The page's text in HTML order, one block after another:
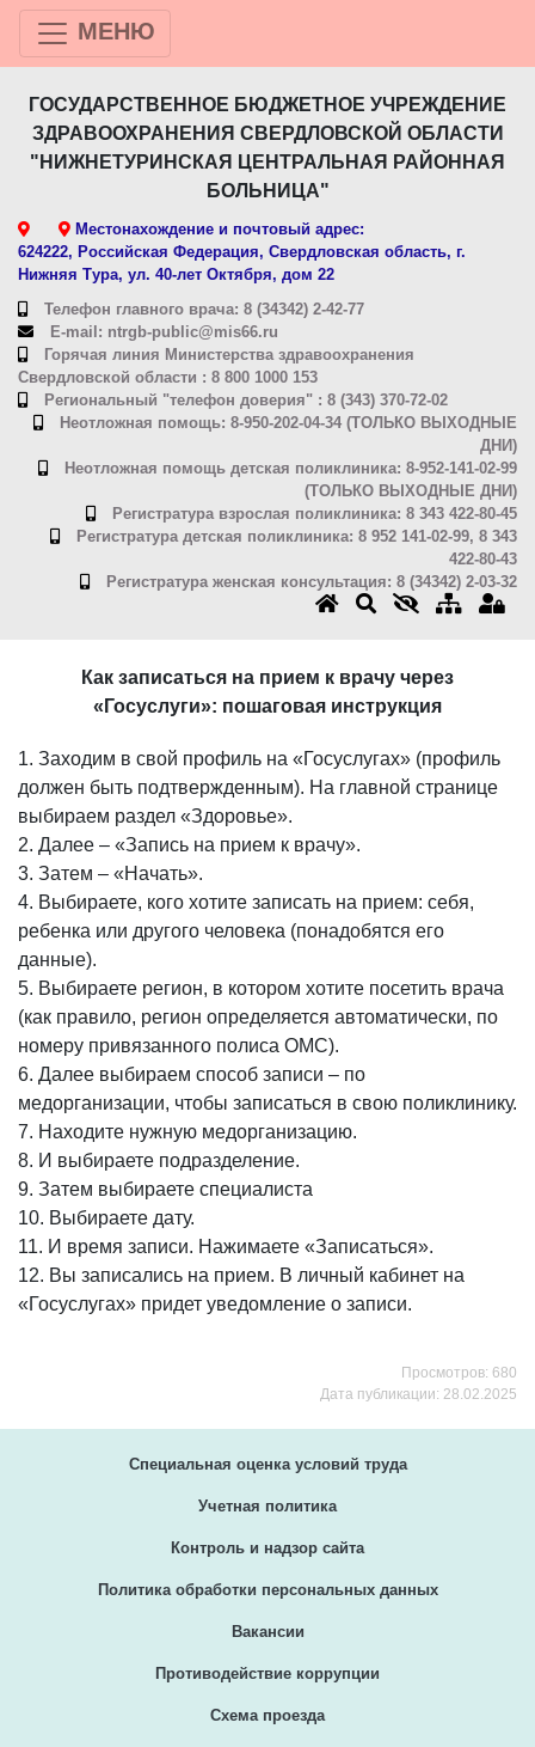
МЕНЮ
ГОСУДАРСТВЕННОЕ БЮДЖЕТНОЕ УЧРЕЖДЕНИЕ
ЗДРАВООХРАНЕНИЯ СВЕРДЛОВСКОЙ ОБЛАСТИ
"НИЖНЕТУРИНСКАЯ ЦЕНТРАЛЬНАЯ РАЙОННАЯ
БОЛЬНИЦА"
Местонахождение и почтовый адрес:
624222, Российская Федерация, Свердловская область, г.
Нижняя Тура, ул. 40-лет Октября, дом 22
Телефон главного врача: 8 (34342) 2-42-77
E-mail: ntrgb-public@mis66.ru
Горячая линия Министерства здравоохранения
Свердловской области : 8 800 1000 153
Региональный "телефон доверия" : 8 (343) 370-72-02
Неотложная помощь: 8-950-202-04-34 (ТОЛЬКО ВЫХОДНЫЕ
ДНИ)
Неотложная помощь детская поликлиника: 8-952-141-02-99
(ТОЛЬКО ВЫХОДНЫЕ ДНИ)
Регистратура взрослая поликлиника: 8 343 422-80-45
Регистратура детская поликлиника: 8 952 141-02-99, 8 343
422-80-43
Регистратура женская консультация: 8 (34342) 2-03-32
Как записаться на прием к врачу через
«Госуслуги»: пошаговая инструкция
1. Заходим в свой профиль на «Госуслугах» (профиль
должен быть подтвержденным). На главной странице
выбираем раздел «Здоровье».
2. Далее – «Запись на прием к врачу».
3. Затем – «Начать».
4. Выбираете, кого хотите записать на прием: себя,
ребенка или другого человека (понадобятся его
данные).
5. Выбираете регион, в котором хотите посетить врача
(как правило, регион определяется автоматически, по
номеру привязанного полиса ОМС).
6. Далее выбираем способ записи – по
медорганизации, чтобы записаться в свою поликлинику.
7. Находите нужную медорганизацию.
8. И выбираете подразделение.
9. Затем выбираете специалиста
10. Выбираете дату.
11. И время записи. Нажимаете «Записаться».
12. Вы записались на прием. В личный кабинет на
«Госуслугах» придет уведомление о записи.
Просмотров: 680
Дата публикации: 28.02.2025
Специальная оценка условий труда
Учетная политика
Контроль и надзор сайта
Политика обработки персональных данных
Вакансии
Противодействие коррупции
Схема проезда